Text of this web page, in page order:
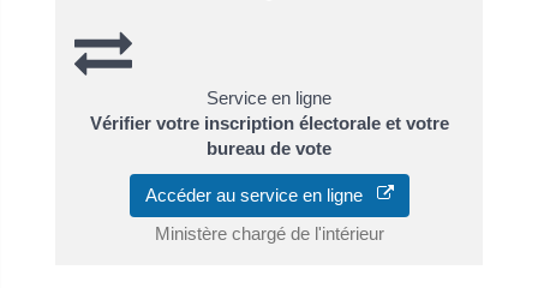
Service en ligne
Vérifier votre inscription électorale et votre
bureau de vote
Accéder au service en ligne
Ministère chargé de l'intérieur